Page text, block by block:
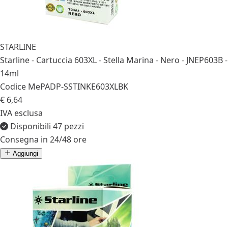
STARLINE
Starline - Cartuccia 603XL - Stella Marina - Nero - JNEP603B -
14ml
Codice MePADP-SSTINKE603XLBK
€ 6,64
IVA esclusa
Disponibili 47 pezzi
Consegna in 24/48 ore
Aggiungi